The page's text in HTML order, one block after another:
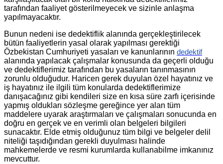
tarafından faaliyet gösterilmeyecek ve sizinle anlaşma
yapılmayacaktır.
Bunun nedeni ise dedektiflik alanında gerçekleştirilecek
bütün faaliyetlerin yasal olarak yapılması gerektiği
Özbekistan Cumhuriyeti yasaları ve kanunlarının dedektif
alanında yapılacak çalışmalar konusunda da geçerli olduğu
ve dedektiflerimiz tarafından bu yasaların tanınmasının
zorunlu olduğudur. Haricen gerek duyulan özel hayatınız ve
iş hayatınız ile ilgili tüm konularda dedektiflerimize
danışacağınız gibi kendileri size en kısa süre zarfı içerisinde
yapmış oldukları sözleşme gereğince yer alan tüm
maddelere uyarak araştırmaları ve çalışmaları sonucunda en
doğru en gerçek ve en verimli olan belgeleri bilgileri
sunacaktır. Elde etmiş olduğunuz tüm bilgi ve belgeler delil
niteliği taşıdığından gerekli duyulması halinde
mahkemelerde ve resmi kurumlarda kullanabilme imkanınız
mevcuttur.